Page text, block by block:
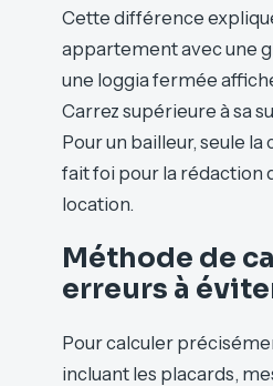
Cette différence
appartement avec une
une loggia fermée
Carrez supérieure à sa
Pour un bailleur, seule la
fait foi pour la rédaction
location.
Méthode de
erreurs à
Pour calculer
incluant les placards,